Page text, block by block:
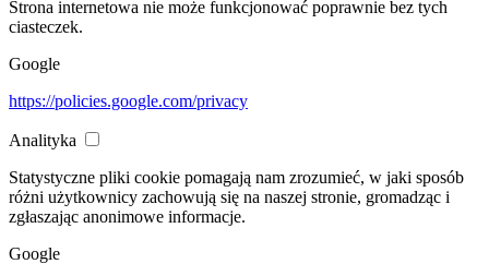
Strona internetowa nie może funkcjonować poprawnie bez tych
ciasteczek.
Google
https://policies.google.com/privacy
Analityka
Statystyczne pliki cookie pomagają nam zrozumieć, w jaki sposób
różni użytkownicy zachowują się na naszej stronie, gromadząc i
zgłaszając anonimowe informacje.
Google